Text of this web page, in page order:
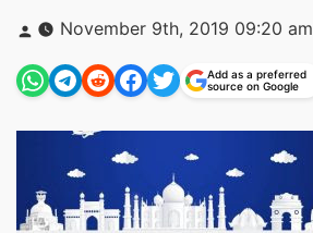
Posted
by
November 9th, 2019 09:20 am
Add as a preferred
source on Google